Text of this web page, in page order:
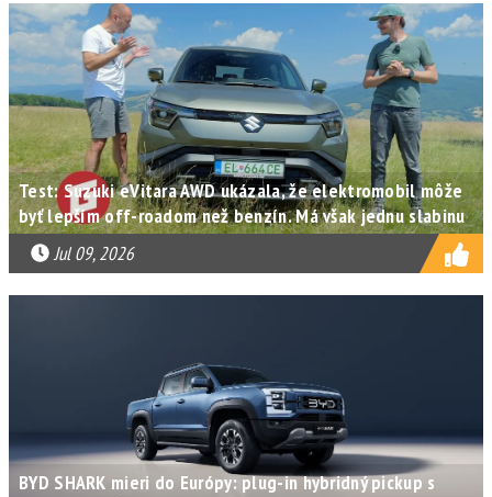
Test: Suzuki eVitara AWD ukázala, že elektromobil môže
byť lepším off-roadom než benzín. Má však jednu slabinu
Jul 09, 2026
BYD SHARK mieri do Európy: plug-in hybridný pickup s